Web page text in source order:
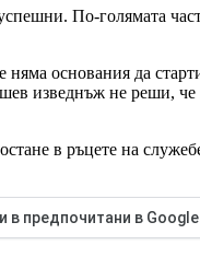
По-голямата
основания да
изведнъж не реши,
в ръцете на
в предпочитани в Google